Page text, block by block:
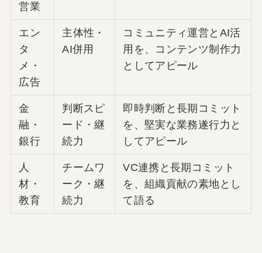
営業
エン
タ
メ・
広告
主体性・
AI併用
コミュニティ運営とAI活
用を、コンテンツ制作力
としてアピール
金
融・
銀行
判断スピ
ード・継
続力
即時判断と長期コミット
を、堅実な業務遂行力と
してアピール
人
材・
教育
チームワ
ーク・継
続力
VC連携と長期コミット
を、組織貢献の素地とし
て語る